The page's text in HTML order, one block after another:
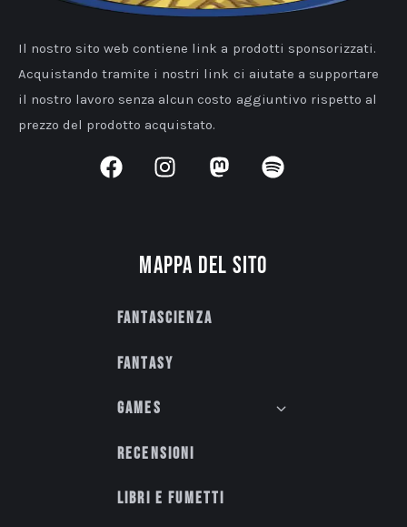
Il nostro sito web contiene link a prodotti sponsorizzati.
Acquistando tramite i nostri link ci aiutate a supportare
il nostro lavoro senza alcun costo aggiuntivo rispetto al
prezzo del prodotto acquistato.
Mappa del sito
Fantascienza
Fantasy
Games
Recensioni
Libri e fumetti